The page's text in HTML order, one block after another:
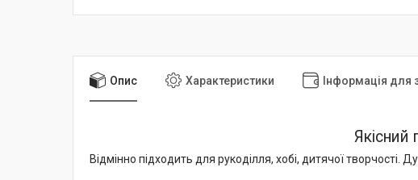
Опис Характеристики Інформація для
Якісний
Відмінно підходить для рукоділля, хобі, дитячої творчості.